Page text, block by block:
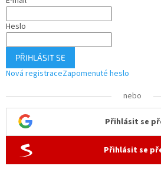
Heslo
PŘIHLÁSIT SE
Nová registraceZapomenuté heslo
nebo
Přihlásit se
Přihlásit se